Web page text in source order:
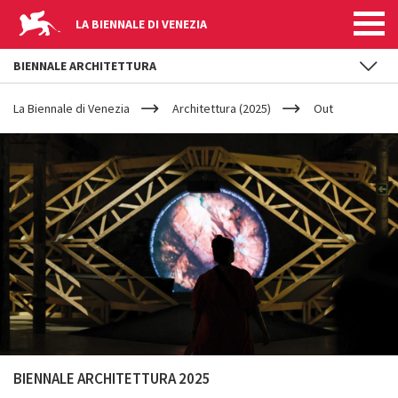
LA BIENNALE DI VENEZIA
YOUR
ARE
HERE
La Biennale di Venezia Architettura (2025) Out
BIENNALE ARCHITETTURA 2025
BIENNALE ARCHITETTURA